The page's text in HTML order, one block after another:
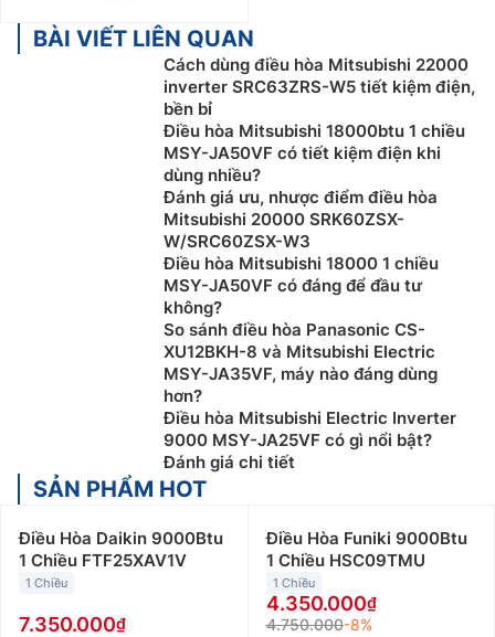
BÀI VIẾT LIÊN QUAN
Cách dùng điều hòa Mitsubishi 22000
inverter SRC63ZRS-W5 tiết kiệm điện,
bền bỉ
Điều hòa Mitsubishi 18000btu 1 chiều
MSY-JA50VF có tiết kiệm điện khi
dùng nhiều?
Đánh giá ưu, nhược điểm điều hòa
Mitsubishi 20000 SRK60ZSX-
W/SRC60ZSX-W3
Điều hòa Mitsubishi 18000 1 chiều
MSY-JA50VF có đáng để đầu tư
không?
So sánh điều hòa Panasonic CS-
XU12BKH-8 và Mitsubishi Electric
MSY-JA35VF, máy nào đáng dùng
hơn?
Điều hòa Mitsubishi Electric Inverter
9000 MSY-JA25VF có gì nổi bật?
Đánh giá chi tiết
SẢN PHẨM HOT
Điều Hòa Daikin 9000Btu
1 Chiều FTF25XAV1V
1 Chiều
7.350.000
Điều Hòa Funiki 9000Btu
1 Chiều HSC09TMU
1 Chiều
4.350.000
4.750.000-8%